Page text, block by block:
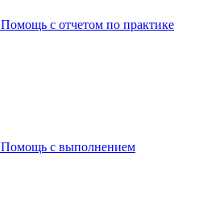
Помощь с отчетом по практике
Помощь с выполнением